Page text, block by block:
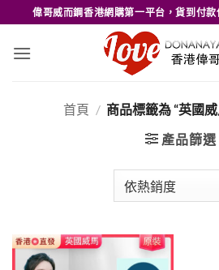
to
content
偉哥威而鋼香港網購第一平台，貨到付
首頁 / 商品標籤為 “英國
產品篩選